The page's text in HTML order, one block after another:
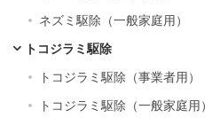
ネズミ駆除（一般家庭用）
トコジラミ駆除
トコジラミ駆除（事業者用）
トコジラミ駆除（一般家庭用）